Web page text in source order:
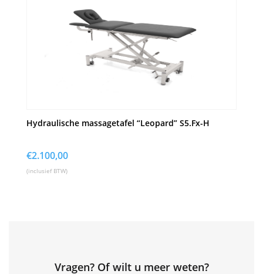
Hydraulische massagetafel “Leopard” S5.Fx-H
€2.100,00
(inclusief BTW)
Vragen? Of wilt u meer weten?